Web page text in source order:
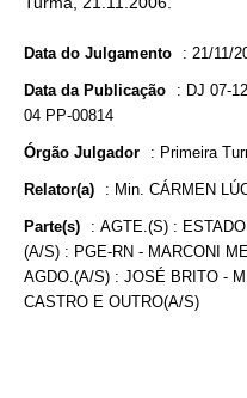
Data do Julgamento : 21/11/
Data da Publicação : DJ 07-
04 PP-00814
Órgão Julgador : Primeira
Relator(a) : Min. CÁRMEN
Parte(s) : AGTE.(S) :
(A/S) : PGE-RN - MARCONI
AGDO.(A/S) : JOSÉ BRITO -
CASTRO E OUTRO(A/S)